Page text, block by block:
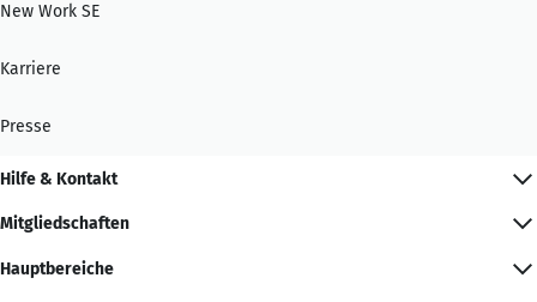
New Work SE
Karriere
Presse
Hilfe & Kontakt
Mitgliedschaften
Hauptbereiche